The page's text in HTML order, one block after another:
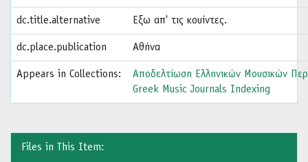
dc.title.alternative Εξω απ' τις κουίντες.
dc.place.publication Αθήνα
Appears in Collections:
Αποδελτίωση Ελληνικών Μουσικών
Greek Music Journals Indexing
Files in This Item: